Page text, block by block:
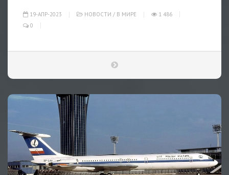
19-АПР-2023 НОВОСТИ / В МИРЕ
1 486
0